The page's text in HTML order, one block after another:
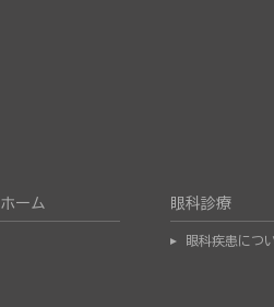
ホーム 眼科診療
眼科疾患につ